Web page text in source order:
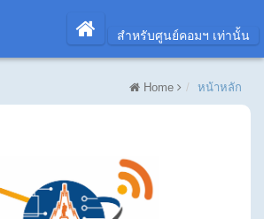
สำหรับศูนย์คอมฯ เท่านั้น
Home หน้าหลัก